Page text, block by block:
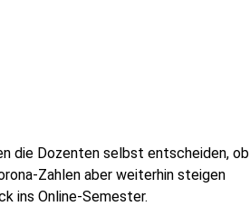
die Dozenten selbst entscheiden, ob
Zahlen aber weiterhin steigen
ins Online-Semester.